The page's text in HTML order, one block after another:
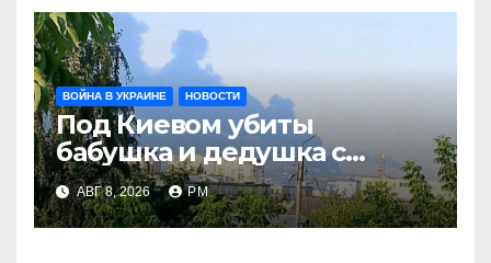
ВОЙНА В УКРАИНЕ НОВОСТИ
Под Киевом убиты
бабушка и дедушка с
внуком, в Поволжье и на
Кубани вновь горят НПЗ
АВГ 8, 2026 РМ